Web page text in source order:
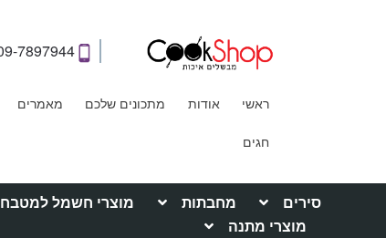
09-7897944
ראשי אודות מתכונים שלכם מאמרים
חגים
סירים מחבתות מוצרי חשמל למטבח
מוצרי מתנה